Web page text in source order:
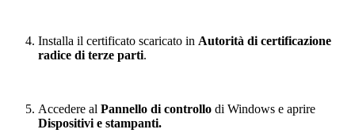
Installa il certificato scaricato in Autorità di certificazione
radice di terze parti.
Accedere al Pannello di controllo di Windows e aprire
Dispositivi e stampanti.